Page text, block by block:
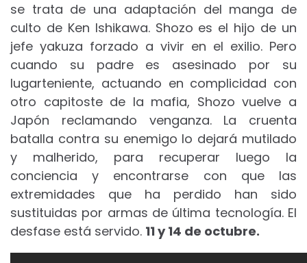
se trata de una adaptación del manga de
culto de Ken Ishikawa. Shozo es el hijo de un
jefe yakuza forzado a vivir en el exilio. Pero
cuando su padre es asesinado por su
lugarteniente, actuando en complicidad con
otro capitoste de la mafia, Shozo vuelve a
Japón reclamando venganza. La cruenta
batalla contra su enemigo lo dejará mutilado
y malherido, para recuperar luego la
conciencia y encontrarse con que las
extremidades que ha perdido han sido
sustituidas por armas de última tecnología. El
desfase está servido. 11 y 14 de octubre.